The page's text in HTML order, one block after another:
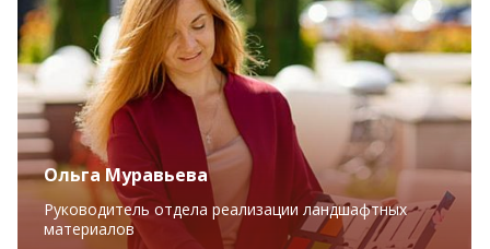
Ольга Муравьева
Руководитель отдела реализации ландшафтных
материалов